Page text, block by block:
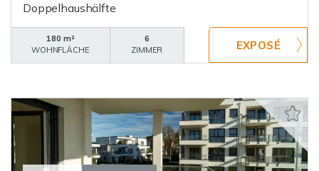
Doppelhaushälfte
180 m²
WOHNFLÄCHE
6
ZIMMER